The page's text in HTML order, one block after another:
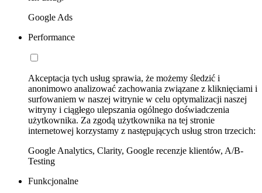
Google Ads
Performance
Akceptacja tych usług sprawia, że możemy śledzić i
anonimowo analizować zachowania związane z kliknięciami i
surfowaniem w naszej witrynie w celu optymalizacji naszej
witryny i ciągłego ulepszania ogólnego doświadczenia
użytkownika. Za zgodą użytkownika na tej stronie
internetowej korzystamy z następujących usług stron trzecich:
Google Analytics, Clarity, Google recenzje klientów, A/B-
Testing
Funkcjonalne